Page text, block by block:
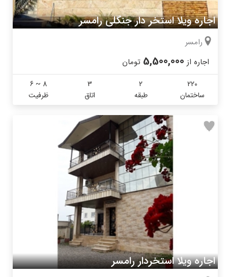
اجاره ویلا استخر دار جنگلی رامسر
رامسر
اجاره از 5,500,000 تومان
220
ساختمان
2
طبقه
3
اتاق
6 ~ 8
ظرفیت
اجاره ویلا استخردار رامسر